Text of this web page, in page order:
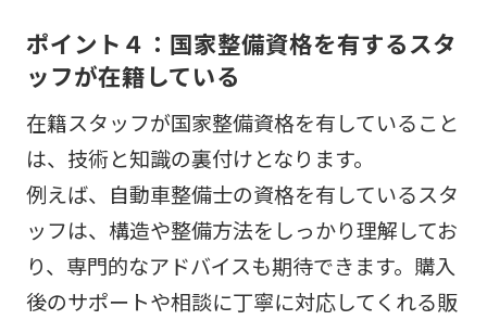
ポイント４：国家整備資格を有するスタ
ッフが在籍している
在籍スタッフが国家整備資格を有していること
は、技術と知識の裏付けとなります。
例えば、自動車整備士の資格を有しているスタ
ッフは、構造や整備方法をしっかり理解してお
り、専門的なアドバイスも期待できます。購入
後のサポートや相談に丁寧に対応してくれる販